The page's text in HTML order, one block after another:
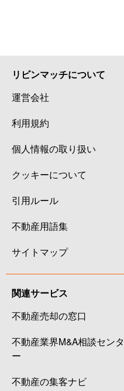
リビンマッチについて
運営会社
利用規約
個人情報の取り扱い
クッキーについて
引用ルール
不動産用語集
サイトマップ
関連サービス
不動産売却の窓口
不動産業界M&A相談センタ
ー
不動産の集客ナビ